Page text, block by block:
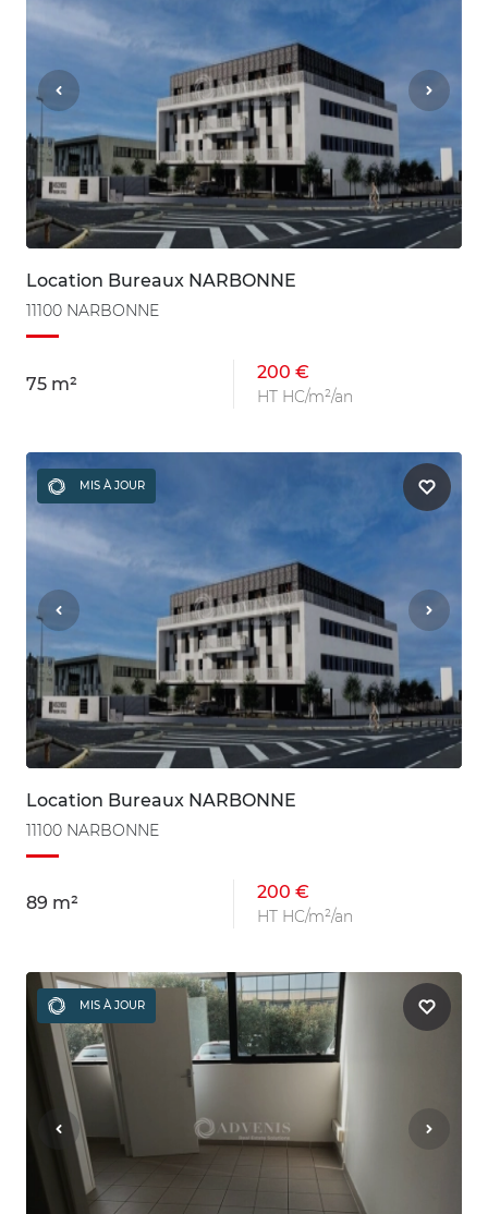
Location Bureaux NARBONNE
11100 NARBONNE
75 m²
200 €
HT HC/m²/an
MIS À JOUR
Location Bureaux NARBONNE
11100 NARBONNE
89 m²
200 €
HT HC/m²/an
MIS À JOUR